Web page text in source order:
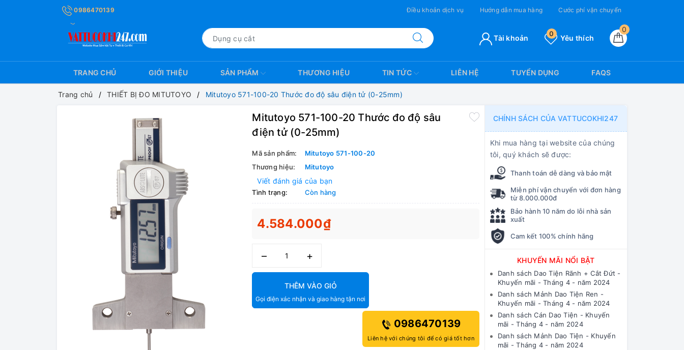
0986470139 Điều khoản dịch vụ Hướng dẫn mua hàng Cước phí vận chuyển
0
Yêu thích
0
Tài khoản
TRANG CHỦ GIỚI THIỆU SẢN PHẨM THƯƠNG HIỆU TIN TỨC LIÊN HỆ TUYỂN DỤNG FAQS
Trang chủ THIẾT BỊ ĐO MITUTOYO Mitutoyo 571-100-20 Thước đo độ sâu điện tử (0-25mm)
Mitutoyo 571-100-20 Thước đo độ sâu
điện tử (0-25mm)
Mã sản phẩm:
Mitutoyo 571-100-20
Thương hiệu:
Mitutoyo
Viết đánh giá của bạn
Tình trạng: Còn hàng
4.584.000₫
– +
THÊM VÀO GIỎ
Gọi điện xác nhận và giao hàng tận nơi
0986470139
Liên hệ với chúng tôi để có giá tốt hơn
CHÍNH SÁCH CỦA VATTUCOKHI247
Khi mua hàng tại website của chúng
tôi, quý khách sẽ được:
Thanh toán dễ dàng và bảo mật
Miễn phí vận chuyển với đơn hàng
từ 8.000.000đ
Bảo hành 10 năm do lỗi nhà sản
xuất
Cam kết 100% chính hãng
KHUYẾN MÃI NỔI BẬT
Danh sách Dao Tiện Rãnh + Cắt Đứt -
Khuyến mãi - Tháng 4 - năm 2024
Danh sách Mảnh Dao Tiện Ren -
Khuyến mãi - Tháng 4 - năm 2024
Danh sách Cán Dao Tiện - Khuyến
mãi - Tháng 4 - năm 2024
Danh sách Mảnh Dao Tiện - Khuyến
mãi - Tháng 4 - năm 2024